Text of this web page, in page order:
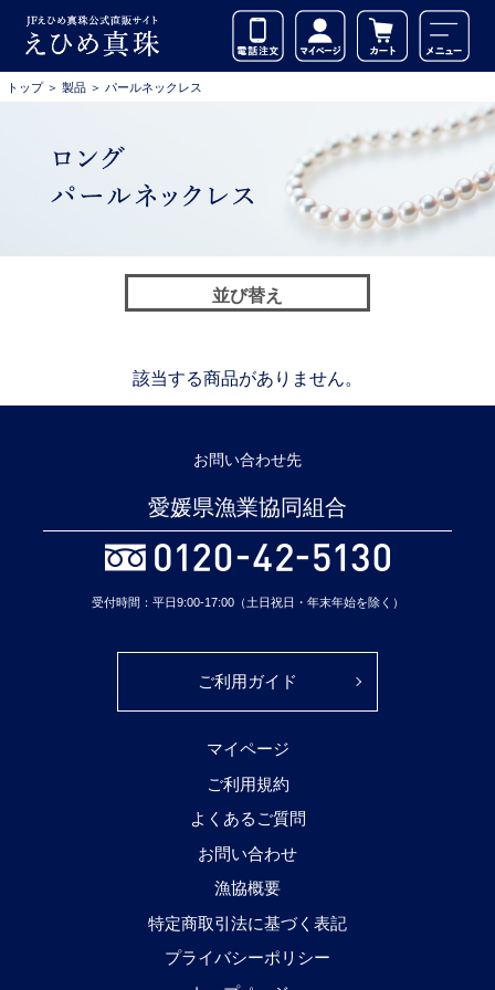
トップ ＞ 製品 ＞ パールネックレス
並び替え
該当する商品がありません。
お問い合わせ先
愛媛県漁業協同組合
受付時間：平日9:00-17:00（土日祝日・年末年始を除く）
ご利用ガイド
マイページ
ご利用規約
よくあるご質問
お問い合わせ
漁協概要
特定商取引法に基づく表記
プライバシーポリシー